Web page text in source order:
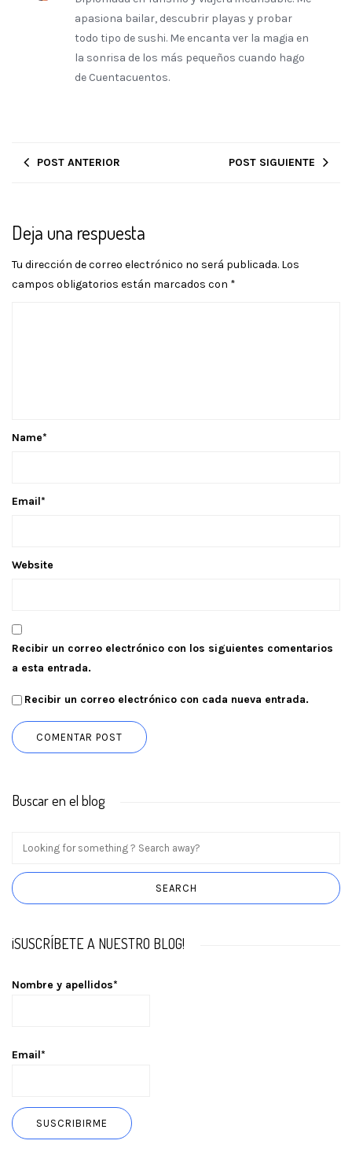
apasiona bailar, descubrir playas y probar
todo tipo de sushi. Me encanta ver la magia en
la sonrisa de los más pequeños cuando hago
de Cuentacuentos.
POST ANTERIOR POST SIGUIENTE
Deja una respuesta
Tu dirección de correo electrónico no será publicada. Los
campos obligatorios están marcados con *
Name*
Email*
Website
Recibir un correo electrónico con los siguientes comentarios
a esta entrada.
Recibir un correo electrónico con cada nueva entrada.
Buscar en el blog
¡SUSCRÍBETE A NUESTRO BLOG!
Nombre y apellidos*
Email*